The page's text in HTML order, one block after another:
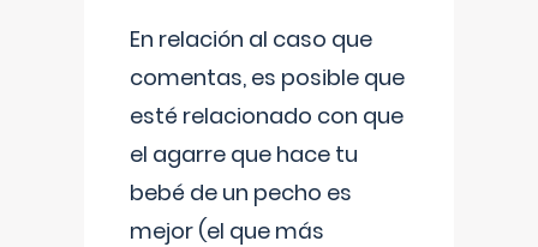
En relación al caso que
comentas, es posible que
esté relacionado con que
el agarre que hace tu
bebé de un pecho es
mejor (el que más